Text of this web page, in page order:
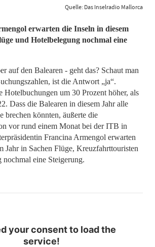
Quelle: Das Inselradio Mallorca
erwarten die Inseln in diesem
und Hotelbelegung nochmal eine
auf den Balearen - geht das? Schaut man
ist die Antwort „ja“.
Hotelbuchungen um 30 Prozent höher, als
Dass die Balearen in diesem Jahr alle
brechen könnten, äußerte die
vor rund einem Monat bei der ITB in
Francina Armengol erwarten
Jahr in Sachen Flüge, Kreuzfahrttouristen
eine Steigerung.
your consent to load the
service!